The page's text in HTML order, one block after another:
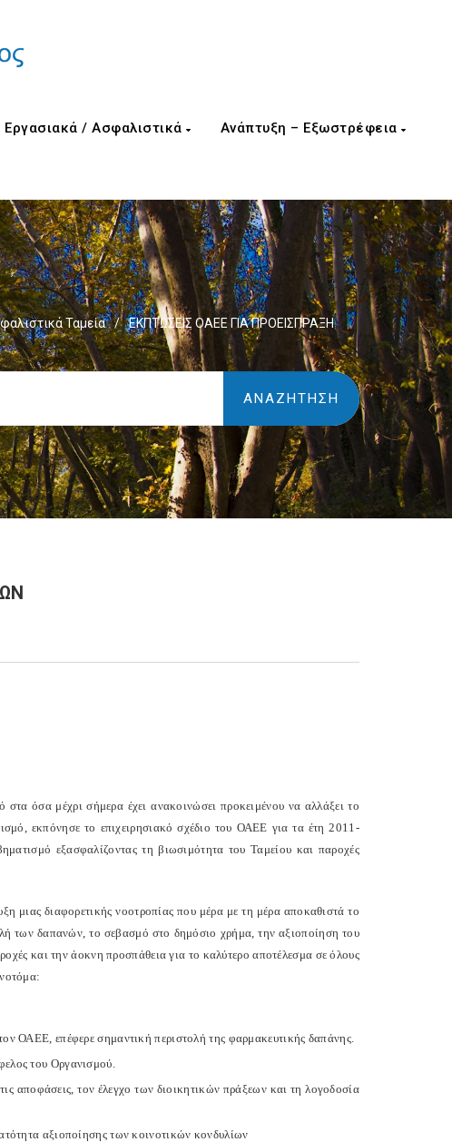
Εργασιακά / Ασφαλιστικά Ανάπτυξη – Εξωστρέφεια
Ταμεία /
ΕΚΠΤΩΣΕΙΣ ΟΑΕΕ ΓΙΑ ΠΡΟΕΙΣΠΡΑΞΗ
όσα μέχρι σήμερα έχει ανακοινώσει προκειμένου να αλλάξει το
εκπόνησε το επιχειρησιακό σχέδιο του ΟΑΕΕ για τα έτη 2011-
εξασφαλίζοντας τη βιωσιμότητα του Ταμείου και παροχές
μιας διαφορετικής νοοτροπίας που μέρα με τη μέρα αποκαθιστά το
των δαπανών, το σεβασμό στο δημόσιο χρήμα, την αξιοποίηση του
και την άοκνη προσπάθεια για το καλύτερο αποτέλεσμα σε όλους
ΟΑΕΕ, επέφερε σημαντική περιστολή της φαρμακευτικής δαπάνης.
του Οργανισμού.
αποφάσεις, τον έλεγχο των διοικητικών πράξεων και τη λογοδοσία
αξιοποίησης των κοινοτικών κονδυλίων